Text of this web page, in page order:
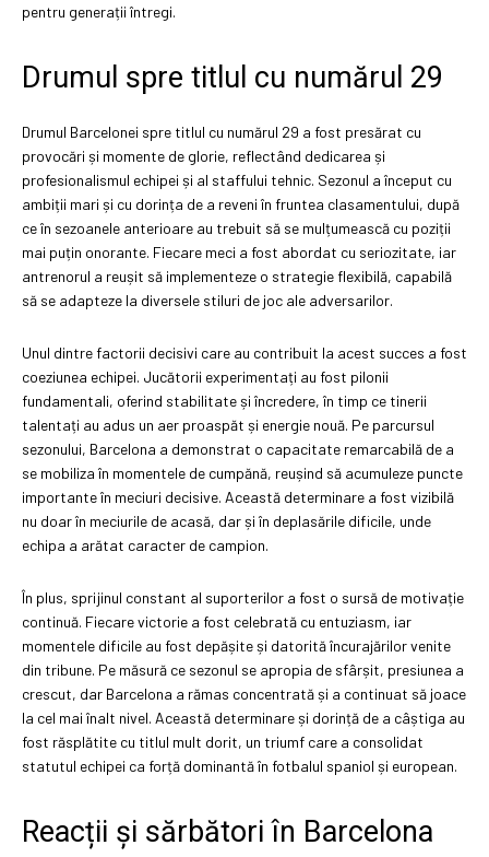
pentru generații întregi.
Drumul spre titlul cu numărul 29
Drumul Barcelonei spre titlul cu numărul 29 a fost presărat cu
provocări și momente de glorie, reflectând dedicarea și
profesionalismul echipei și al staffului tehnic. Sezonul a început cu
ambiții mari și cu dorința de a reveni în fruntea clasamentului, după
ce în sezoanele anterioare au trebuit să se mulțumească cu poziții
mai puțin onorante. Fiecare meci a fost abordat cu seriozitate, iar
antrenorul a reușit să implementeze o strategie flexibilă, capabilă
să se adapteze la diversele stiluri de joc ale adversarilor.
Unul dintre factorii decisivi care au contribuit la acest succes a fost
coeziunea echipei. Jucătorii experimentați au fost pilonii
fundamentali, oferind stabilitate și încredere, în timp ce tinerii
talentați au adus un aer proaspăt și energie nouă. Pe parcursul
sezonului, Barcelona a demonstrat o capacitate remarcabilă de a
se mobiliza în momentele de cumpănă, reușind să acumuleze puncte
importante în meciuri decisive. Această determinare a fost vizibilă
nu doar în meciurile de acasă, dar și în deplasările dificile, unde
echipa a arătat caracter de campion.
În plus, sprijinul constant al suporterilor a fost o sursă de motivație
continuă. Fiecare victorie a fost celebrată cu entuziasm, iar
momentele dificile au fost depășite și datorită încurajărilor venite
din tribune. Pe măsură ce sezonul se apropia de sfârșit, presiunea a
crescut, dar Barcelona a rămas concentrată și a continuat să joace
la cel mai înalt nivel. Această determinare și dorință de a câștiga au
fost răsplătite cu titlul mult dorit, un triumf care a consolidat
statutul echipei ca forță dominantă în fotbalul spaniol și european.
Reacții și sărbători în Barcelona